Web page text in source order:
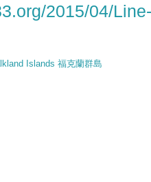
2015/04/
Islands 福克蘭群島